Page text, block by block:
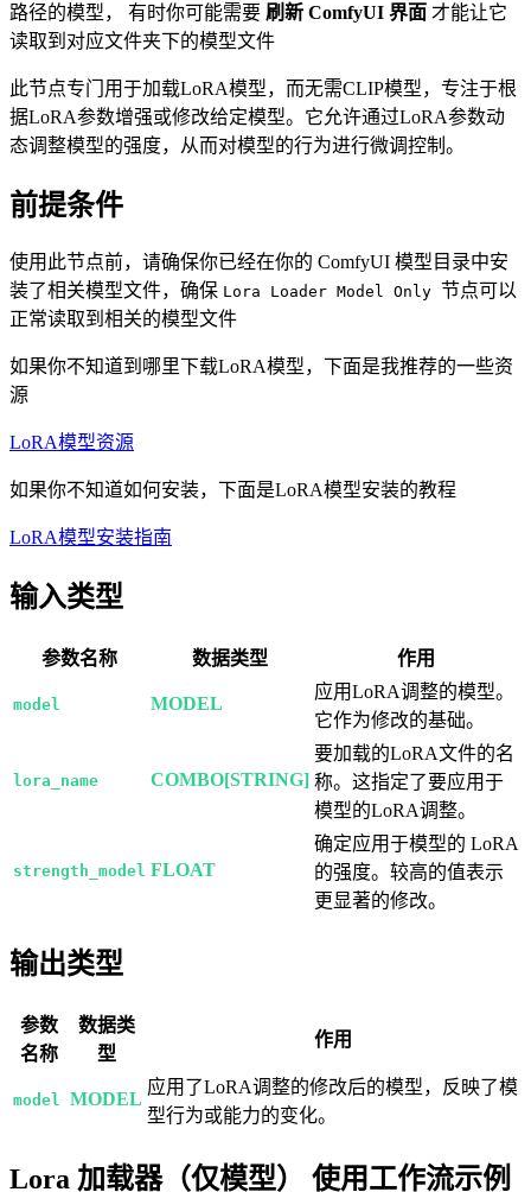
路径的模型， 有时你可能需要 刷新 ComfyUI 界面 才能让它
读取到对应文件夹下的模型文件
此节点专门用于加载LoRA模型，而无需CLIP模型，专注于根
据LoRA参数增强或修改给定模型。它允许通过LoRA参数动
态调整模型的强度，从而对模型的行为进行微调控制。
前提条件
使用此节点前，请确保你已经在你的 ComfyUI 模型目录中安
装了相关模型文件，确保 Lora Loader Model Only 节点可以
正常读取到相关的模型文件
如果你不知道到哪里下载LoRA模型，下面是我推荐的一些资
源
LoRA模型资源
如果你不知道如何安装，下面是LoRA模型安装的教程
LoRA模型安装指南
输入类型
参数名称 数据类型 作用
model MODEL
应用LoRA调整的模型。
它作为修改的基础。
lora_name COMBO[STRING]
要加载的LoRA文件的名
称。这指定了要应用于
模型的LoRA调整。
strength_model FLOAT
确定应用于模型的 LoRA
的强度。较高的值表示
更显著的修改。
输出类型
参数
名称
数据类
型
作用
model MODEL
应用了LoRA调整的修改后的模型，反映了模
型行为或能力的变化。
Lora 加载器（仅模型） 使用工作流示例